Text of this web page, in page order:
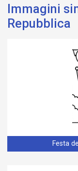
Immagini
Repubblica
Festa